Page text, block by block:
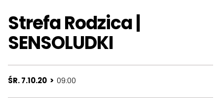
Strefa Rodzica |
SENSOLUDKI
ŚR. 7.10.20 > 09:00